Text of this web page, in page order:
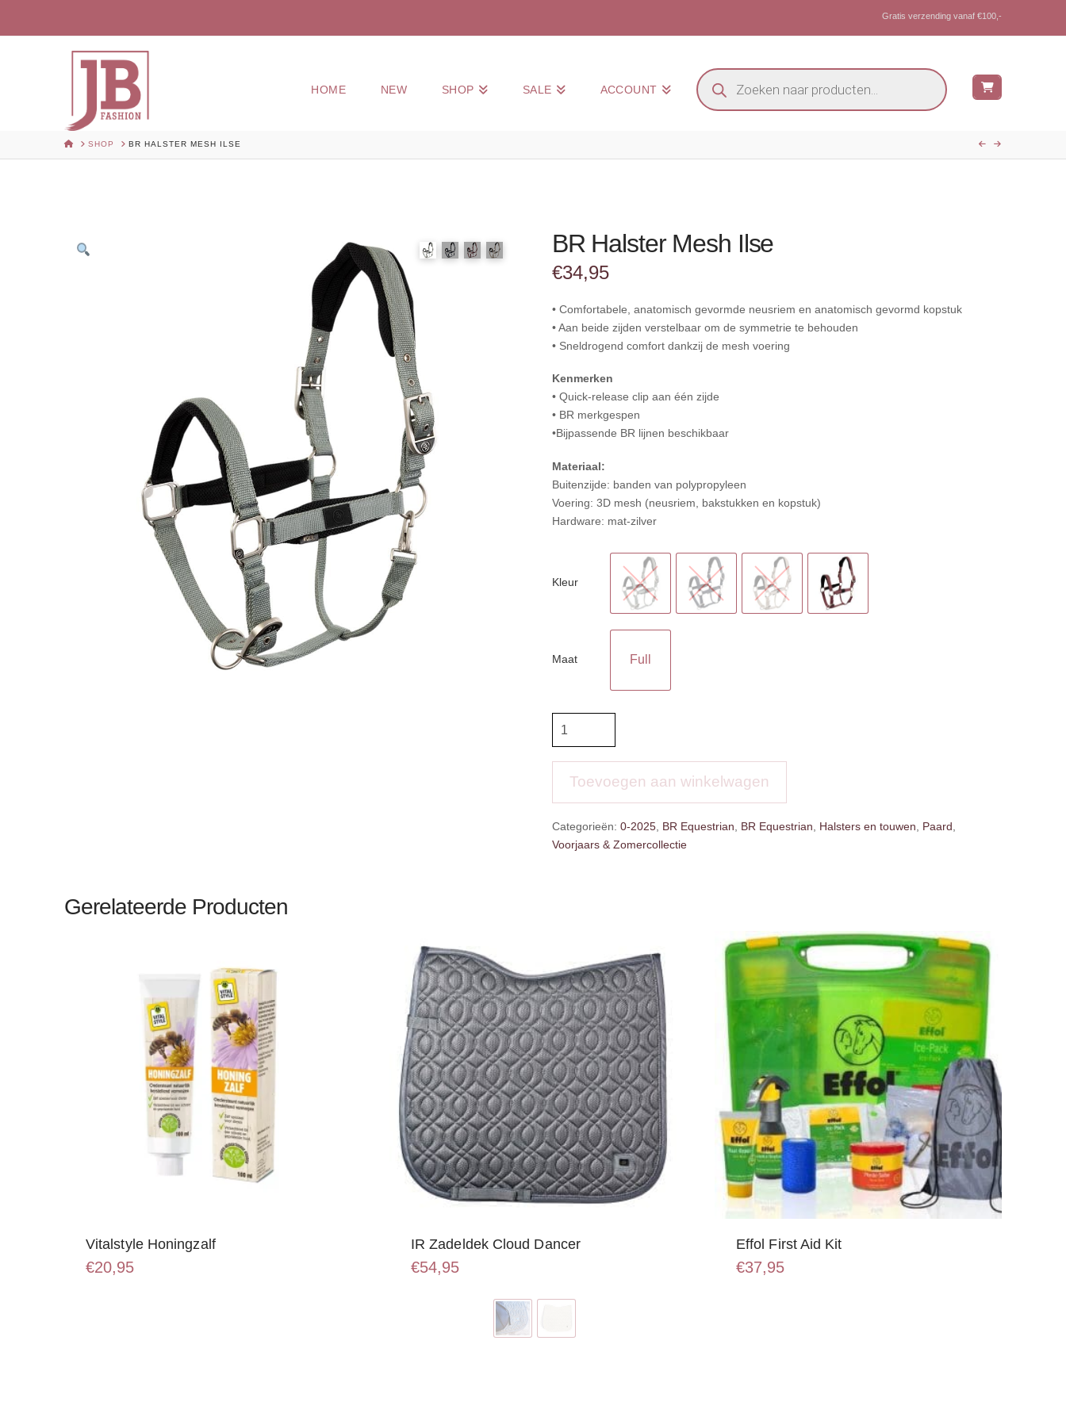
Gratis verzending vanaf €100,-
HOME NEW SHOP SALE ACCOUNT
Producten
zoeken
HOMESHOP BR HALSTER MESH ILSE
BR Halster Mesh Ilse
€34,95
• Comfortabele, anatomisch gevormde neusriem en anatomisch gevormd kopstuk
• Aan beide zijden verstelbaar om de symmetrie te behouden
• Sneldrogend comfort dankzij de mesh voering
Kenmerken
• Quick-release clip aan één zijde
• BR merkgespen
•Bijpassende BR lijnen beschikbaar
Materiaal:
Buitenzijde: banden van polypropyleen
Voering: 3D mesh (neusriem, bakstukken en kopstuk)
Hardware: mat-zilver
Kleur
Maat Full
Toevoegen aan winkelwagen
Categorieën: 0-2025, BR Equestrian BR Equestrian Halsters en touwen Paard
Voorjaars & Zomercollectie
Gerelateerde Producten
Vitalstyle Honingzalf
€20,95
IR Zadeldek Cloud Dancer
€54,95
Effol First Aid Kit
€37,95